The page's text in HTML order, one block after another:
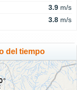
3.9 m/s
3.8 m/s
del tiempo